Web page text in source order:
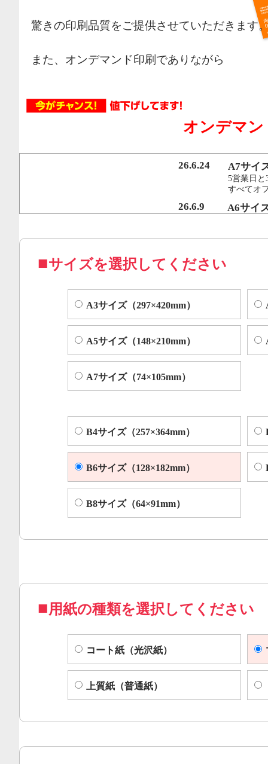
驚きの印刷品質をご提供させていただきます
また、オンデマンド印刷でありながら
行うことで、従来のオンデマンド印刷機より
オフセット印刷に近い品質を実現いたしまし
コピー機やレーザープリンター等によくある色ムラや汚
オンデマン
26.6.24 A7サイ
5営業日と
すべてオ
26.6.9 A6サイ
サイズを選択してください
A3サイズ（297×420mm）
A5サイズ（148×210mm）
A7サイズ（74×105mm）
B4サイズ（257×364mm）
B6サイズ（128×182mm）
B8サイズ（64×91mm）
用紙の種類を選択してください
コート紙（光沢紙）
上質紙（普通紙）